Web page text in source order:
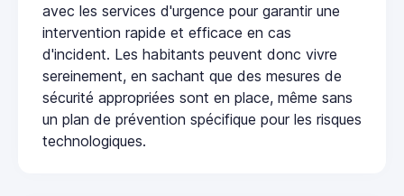
avec les services d'urgence pour garantir une
intervention rapide et efficace en cas
d'incident. Les habitants peuvent donc vivre
sereinement, en sachant que des mesures de
sécurité appropriées sont en place, même sans
un plan de prévention spécifique pour les risques
technologiques.